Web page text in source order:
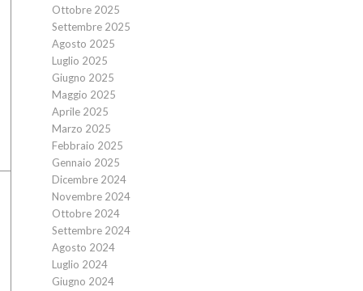
Ottobre 2025
Settembre 2025
Agosto 2025
Luglio 2025
Giugno 2025
Maggio 2025
Aprile 2025
Marzo 2025
Febbraio 2025
Gennaio 2025
Dicembre 2024
Novembre 2024
Ottobre 2024
Settembre 2024
Agosto 2024
Luglio 2024
Giugno 2024